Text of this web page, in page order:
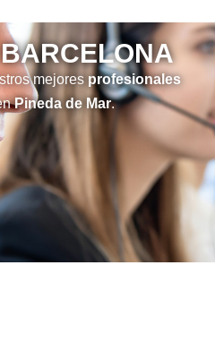
mejores profesionales
Pineda de Mar.